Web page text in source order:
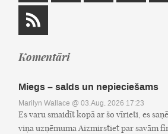
Komentāri
Miegs – salds un nepieciešams
Marilyn Wallace @ 03.Aug, 2026 17:23
Es varu smaidīt kopā ar šo vīrieti, es
viņa uzņēmuma Aizmirstiet par savām